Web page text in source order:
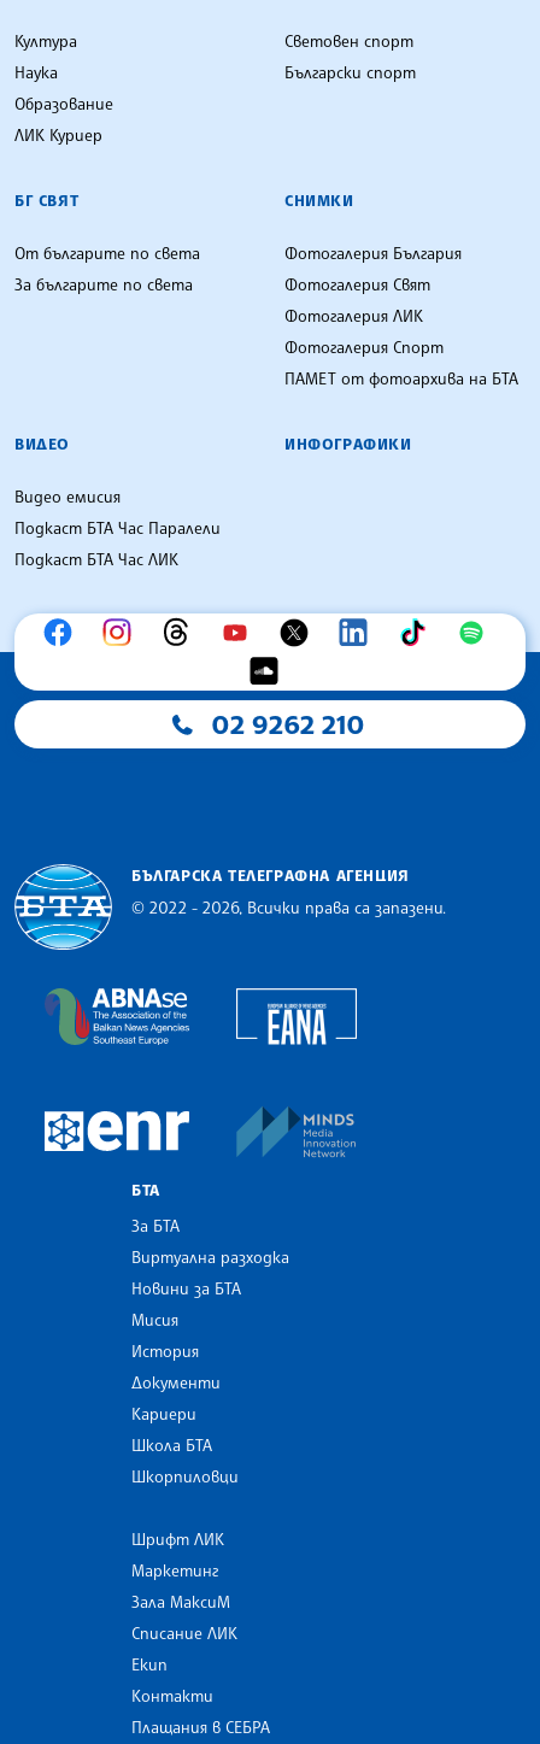
Култура
Наука
Образование
ЛИК Куриер
Световен спорт
Български спорт
БГ СВЯТ
От българите по света
За българите по света
СНИМКИ
Фотогалерия България
Фотогалерия Свят
Фотогалерия ЛИК
Фотогалерия Спорт
ПАМЕТ от фотоархива на БТА
ВИДЕО
Видео емисия
Подкаст БТА Час Паралели
Подкаст БТА Час ЛИК
ИНФОГРАФИКИ
02 9262 210
БЪЛГАРСКА ТЕЛЕГРАФНА АГЕНЦИЯ
© 2022 - 2026, Всички права са запазени.
The Assocoation of the Balkan News Agencies
European Newsroom
БТА
За БТА
Виртуална разходка
Новини за БТА
Мисия
История
Документи
Кариери
Школа БТА
Шкорпиловци
Шрифт ЛИК
Маркетинг
Зала МаксиМ
Списание ЛИК
Екип
Контакти
Плащания в СЕБРА